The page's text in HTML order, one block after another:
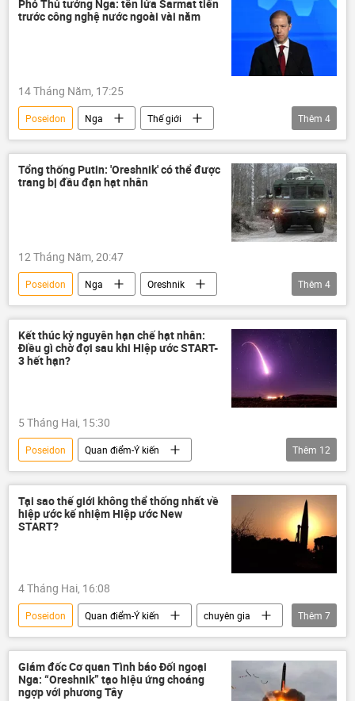
Phó Thủ tướng Nga: tên lửa Sarmat tiến
trước công nghệ nước ngoài vài năm
14 Tháng Năm, 17:25
Poseidon Nga
Thế giới
Denis Manturov
tên lửa Sarmat
Quân sự
Kinzhal
Thêm 4
Tổng thống Putin: 'Oreshnik' có thể được
trang bị đầu đạn hạt nhân
12 Tháng Năm, 20:47
Poseidon Nga
Oreshnik
Vladimir Putin
Thế giới
Burevestnik
Quân sự
Thêm 4
Kết thúc kỷ nguyên hạn chế hạt nhân:
Điều gì chờ đợi sau khi Hiệp ước START-
3 hết hạn?
5 Tháng Hai, 15:30
Poseidon
Quan điểm-Ý kiến
chuyên gia
hiệp ước START-3
vũ khí hạt nhân
Nga
Hoa Kỳ
Moskva
Burevestnik
Minuteman III
Thêm 12
Tại sao thế giới không thể thống nhất về
hiệp ước kế nhiệm Hiệp ước New
START?
4 Tháng Hai, 16:08
Poseidon Quan điểm-Ý kiến
chuyên gia
hiệp ước START-3
Burevestnik
NATO
Trung Quốc
vũ khí hạt nhân
Thêm 7
Giám đốc Cơ quan Tình báo Đối ngoại
Nga: “Oreshnik” tạo hiệu ứng choáng
ngợp với phương Tây